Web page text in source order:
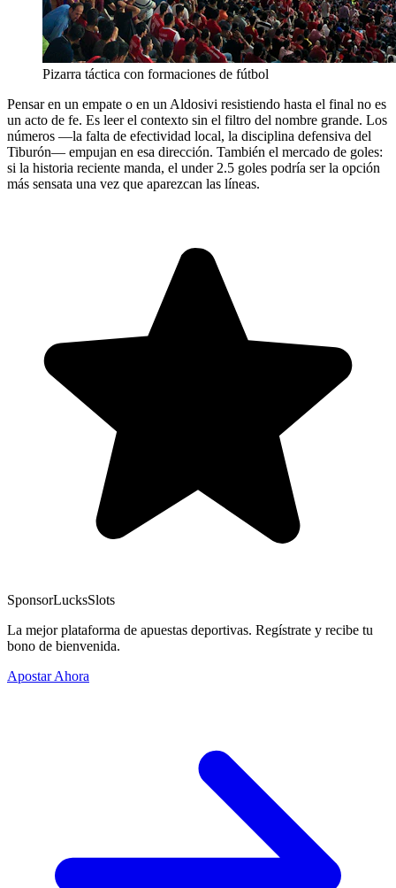
Pizarra táctica con formaciones de fútbol
Pensar en un empate o en un Aldosivi resistiendo hasta el final no es
un acto de fe. Es leer el contexto sin el filtro del nombre grande. Los
números —la falta de efectividad local, la disciplina defensiva del
Tiburón— empujan en esa dirección. También el mercado de goles:
si la historia reciente manda, el under 2.5 goles podría ser la opción
más sensata una vez que aparezcan las líneas.
SponsorLucksSlots
La mejor plataforma de apuestas deportivas. Regístrate y recibe tu
bono de bienvenida.
Apostar Ahora